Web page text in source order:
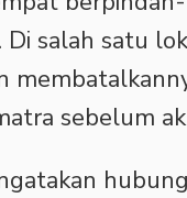
Di salah satu
sebelum